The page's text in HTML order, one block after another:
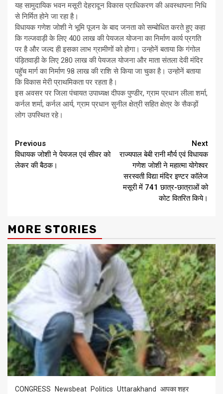
यह सामुदायिक भवन मसूरी देहरादून विकास प्राधिकरण की अवस्थापना निधि
से निर्मित होने जा रहा है।
विधायक गणेश जोशी ने भूमि पूजन के बाद जनता को सम्बोधित करते हुए कहा
कि गल्जवाड़ी के लिए 400 लाख की पेयजल योजना का निर्माण कार्य प्रगति
पर है और जल्द ही इसका लाभ ग्रामीणों को होगा। उन्होनें बताया कि गंगोल
पंड़ितवाड़ी के लिए 280 लाख की पेयजल योजना और माता संतला देवी मंदिर
पहुॅच मार्ग का निर्माण 98 लाख की राशि से किया जा चुका है। उन्होनें बताया
कि विकास मेरी प्राथमिकता पर रहता है।
इस अवसर पर जिला पंचायत उपाध्यक्ष दीपक पुण्डीर, ग्राम प्रधान लीला शर्मा,
कर्नल शर्मा, कर्नल आर्य, ग्राम प्रधान सुनील क्षेत्री सहित क्षेत्र के सैकड़ों
लोग उपस्थित रहे।
Continue
Reading
Previous
विधायक जोशी ने पेयजल एवं सीवर को
लेकर की बैठक।
Next
राज्यपाल बेबी रानी मौर्य एवं विधायक
गणेश जोशी ने महात्मा योगेश्वर
सरस्वती विद्या मंदिर इण्टर काॅलेज
मसूरी में 741 छात्र-छात्राओं को
कोट वितरित किये।
MORE STORIES
CONGRESS Newsbeat Politics Uttarakhand
आपका शहर